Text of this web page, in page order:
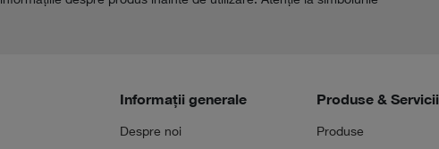
Informații generale
Despre noi
Produse & Servicii
Produse